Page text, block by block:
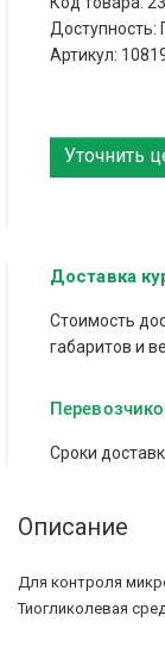
Доступность:
Артикул:
Уточнить
Доставка
Стоимость
габаритов и
Сроки
Описание
Для контроля
Тиогликолевая